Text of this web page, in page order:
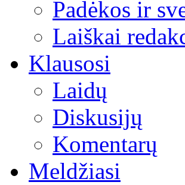
Padėkos ir
Laiškai
Klausosi
Laidų
Diskusijų
Komentarų
Meldžiasi